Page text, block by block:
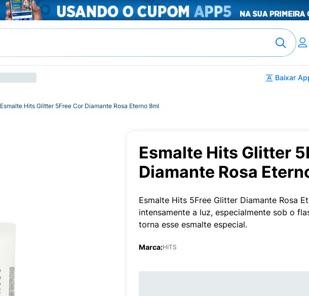
Baixar
Esmalte Hits Glitter 5Free Cor Diamante Rosa Eterno 8ml
Esmalte Hits Glitter
Diamante Rosa
Esmalte Hits 5Free Glitter Diamante Rosa
intensamente a luz, especialmente sob o
torna esse esmalte especial.
Marca:HITS